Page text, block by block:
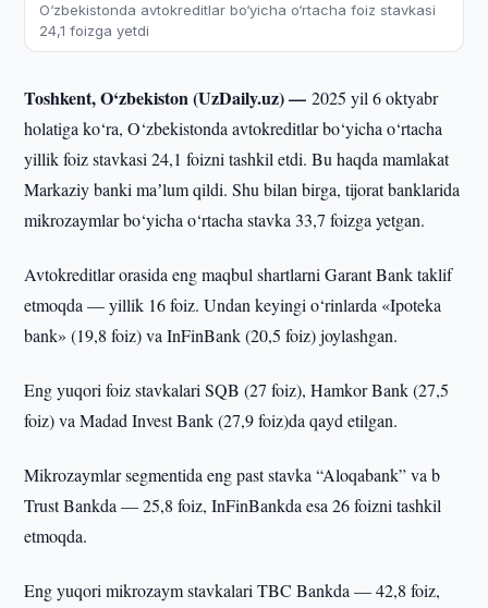
O‘zbekistonda avtokreditlar bo‘yicha o‘rtacha foiz stavkasi
24,1 foizga yetdi
Toshkent, O‘zbekiston (UzDaily.uz) —2025 yil 6 oktyabr
holatiga ko‘ra, O‘zbekistonda avtokreditlar bo‘yicha o‘rtacha
yillik foiz stavkasi 24,1 foizni tashkil etdi. Bu haqda mamlakat
Markaziy banki maʼlum qildi. Shu bilan birga, tijorat banklarida
mikrozaymlar bo‘yicha o‘rtacha stavka 33,7 foizga yetgan.
Avtokreditlar orasida eng maqbul shartlarni Garant Bank taklif
etmoqda — yillik 16 foiz. Undan keyingi o‘rinlarda «Ipoteka
bank» (19,8 foiz) va InFinBank (20,5 foiz) joylashgan.
Eng yuqori foiz stavkalari SQB (27 foiz), Hamkor Bank (27,5
foiz) va Madad Invest Bank (27,9 foiz)da qayd etilgan.
Mikrozaymlar segmentida eng past stavka “Aloqabank” va b
Trust Bankda — 25,8 foiz, InFinBankda esa 26 foizni tashkil
etmoqda.
Eng yuqori mikrozaym stavkalari TBC Bankda — 42,8 foiz,